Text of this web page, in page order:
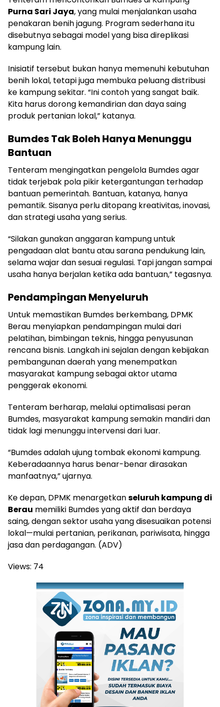
Purna Sari Jaya, yang mulai menjalankan usaha
penakaran benih jagung. Program sederhana itu
disebutnya sebagai model yang bisa direplikasi
kampung lain.
Inisiatif tersebut bukan hanya memenuhi kebutuhan
benih lokal, tetapi juga membuka peluang distribusi
ke kampung sekitar. “Ini contoh yang sangat baik.
Kita harus dorong kemandirian dan daya saing
produk pertanian lokal,” katanya.
Bumdes Tak Boleh Hanya Menunggu
Bantuan
Tenteram mengingatkan pengelola Bumdes agar
tidak terjebak pola pikir ketergantungan terhadap
bantuan pemerintah. Bantuan, katanya, hanya
pemantik. Sisanya perlu ditopang kreativitas, inovasi,
dan strategi usaha yang serius.
“Silakan gunakan anggaran kampung untuk
pengadaan alat bantu atau sarana pendukung lain,
selama wajar dan sesuai regulasi. Tapi jangan sampai
usaha hanya berjalan ketika ada bantuan,” tegasnya.
Pendampingan Menyeluruh
Untuk memastikan Bumdes berkembang, DPMK
Berau menyiapkan pendampingan mulai dari
pelatihan, bimbingan teknis, hingga penyusunan
rencana bisnis. Langkah ini sejalan dengan kebijakan
pembangunan daerah yang menempatkan
masyarakat kampung sebagai aktor utama
penggerak ekonomi.
Tenteram berharap, melalui optimalisasi peran
Bumdes, masyarakat kampung semakin mandiri dan
tidak lagi menunggu intervensi dari luar.
“Bumdes adalah ujung tombak ekonomi kampung.
Keberadaannya harus benar-benar dirasakan
manfaatnya,” ujarnya.
Ke depan, DPMK menargetkanseluruh kampung di
Berau memiliki Bumdes yang aktif dan berdaya
saing, dengan sektor usaha yang disesuaikan potensi
lokal—mulai pertanian, perikanan, pariwisata, hingga
jasa dan perdagangan. (ADV)
Views: 74